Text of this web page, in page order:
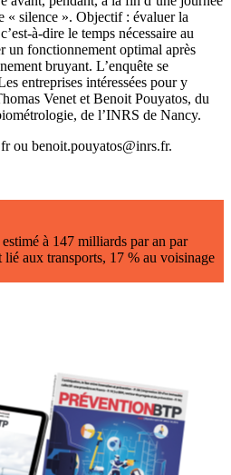
« silence ». Objectif : évaluer la
à-dire le temps nécessaire au
un fonctionnement optimal après
bruyant. L’enquête se
entreprises intéressées pour y
Venet et Benoit Pouyatos, du
de l’INRS de Nancy.
ou benoit.pouyatos@inrs.fr.
à 147 milliards par an par
aux transports, 17 % au voisinage